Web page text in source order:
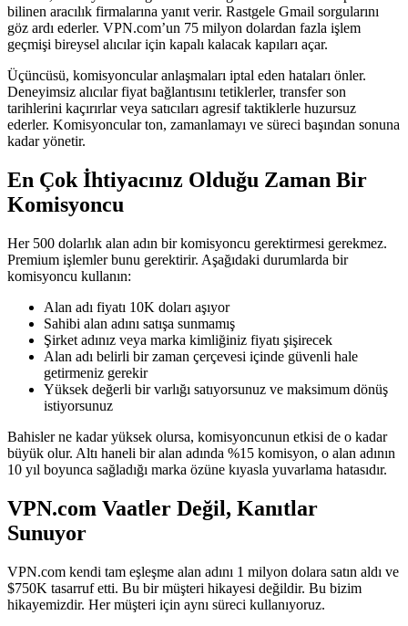
bilinen aracılık firmalarına yanıt verir. Rastgele Gmail sorgularını
göz ardı ederler. VPN.com’un 75 milyon dolardan fazla işlem
geçmişi bireysel alıcılar için kapalı kalacak kapıları açar.
Üçüncüsü, komisyoncular anlaşmaları iptal eden hataları önler.
Deneyimsiz alıcılar fiyat bağlantısını tetiklerler, transfer son
tarihlerini kaçırırlar veya satıcıları agresif taktiklerle huzursuz
ederler. Komisyoncular ton, zamanlamayı ve süreci başından sonuna
kadar yönetir.
En Çok İhtiyacınız Olduğu Zaman Bir
Komisyoncu
Her 500 dolarlık alan adın bir komisyoncu gerektirmesi gerekmez.
Premium işlemler bunu gerektirir. Aşağıdaki durumlarda bir
komisyoncu kullanın:
Alan adı fiyatı 10K doları aşıyor
Sahibi alan adını satışa sunmamış
Şirket adınız veya marka kimliğiniz fiyatı şişirecek
Alan adı belirli bir zaman çerçevesi içinde güvenli hale
getirmeniz gerekir
Yüksek değerli bir varlığı satıyorsunuz ve maksimum dönüş
istiyorsunuz
Bahisler ne kadar yüksek olursa, komisyoncunun etkisi de o kadar
büyük olur. Altı haneli bir alan adında %15 komisyon, o alan adının
10 yıl boyunca sağladığı marka özüne kıyasla yuvarlama hatasıdır.
VPN.com Vaatler Değil, Kanıtlar
Sunuyor
VPN.com kendi tam eşleşme alan adını 1 milyon dolara satın aldı ve
$750K tasarruf etti. Bu bir müşteri hikayesi değildir. Bu bizim
hikayemizdir. Her müşteri için aynı süreci kullanıyoruz.